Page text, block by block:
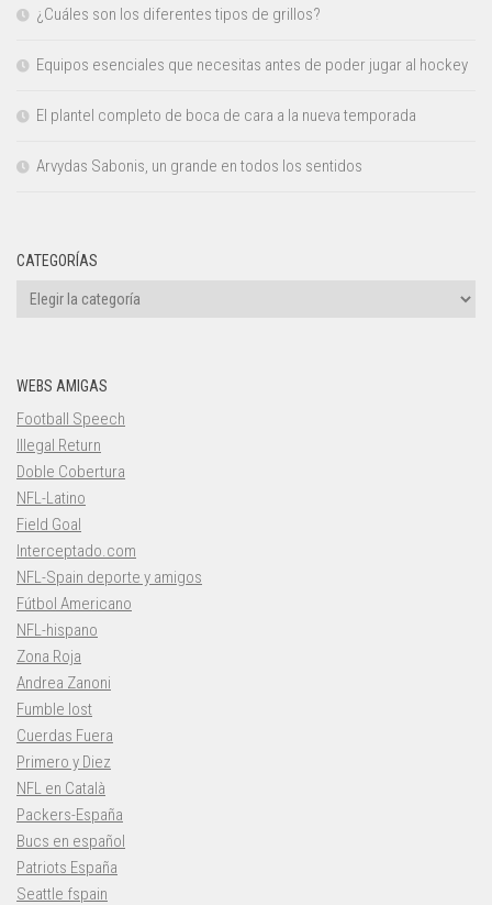
¿Cuáles son los diferentes tipos de grillos?
Equipos esenciales que necesitas antes de poder jugar al hockey
El plantel completo de boca de cara a la nueva temporada
Arvydas Sabonis, un grande en todos los sentidos
CATEGORÍAS
Categorías
WEBS AMIGAS
Football Speech
Illegal Return
Doble Cobertura
NFL-Latino
Field Goal
Interceptado.com
NFL-Spain deporte y amigos
Fútbol Americano
NFL-hispano
Zona Roja
Andrea Zanoni
Fumble lost
Cuerdas Fuera
Primero y Diez
NFL en Català
Packers-España
Bucs en español
Patriots España
Seattle fspain